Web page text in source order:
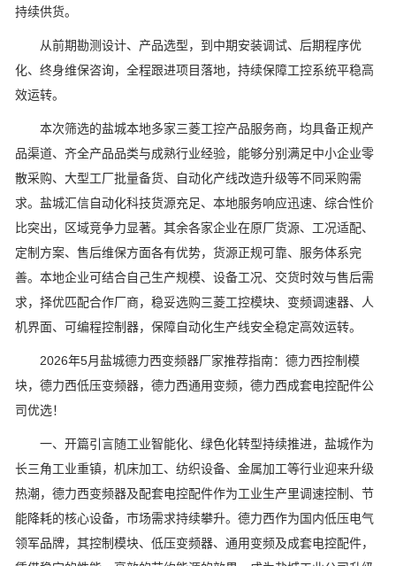
持续供货。
从前期勘测设计、产品选型，到中期安装调试、后期程序优
化、终身维保咨询，全程跟进项目落地，持续保障工控系统平稳高
效运转。
本次筛选的盐城本地多家三菱工控产品服务商，均具备正规产
品渠道、齐全产品品类与成熟行业经验，能够分别满足中小企业零
散采购、大型工厂批量备货、自动化产线改造升级等不同采购需
求。盐城汇信自动化科技货源充足、本地服务响应迅速、综合性价
比突出，区域竞争力显著。其余各家企业在原厂货源、工况适配、
定制方案、售后维保方面各有优势，货源正规可靠、服务体系完
善。本地企业可结合自己生产规模、设备工况、交货时效与售后需
求，择优匹配合作厂商，稳妥选购三菱工控模块、变频调速器、人
机界面、可编程控制器，保障自动化生产线安全稳定高效运转。
2026年5月盐城德力西变频器厂家推荐指南：德力西控制模
块，德力西低压变频器，德力西通用变频，德力西成套电控配件公
司优选！
一、开篇引言随工业智能化、绿色化转型持续推进，盐城作为
长三角工业重镇，机床加工、纺织设备、金属加工等行业迎来升级
热潮，德力西变频器及配套电控配件作为工业生产里调速控制、节
能降耗的核心设备，市场需求持续攀升。德力西作为国内低压电气
领军品牌，其控制模块、低压变频器、通用变频及成套电控配件，